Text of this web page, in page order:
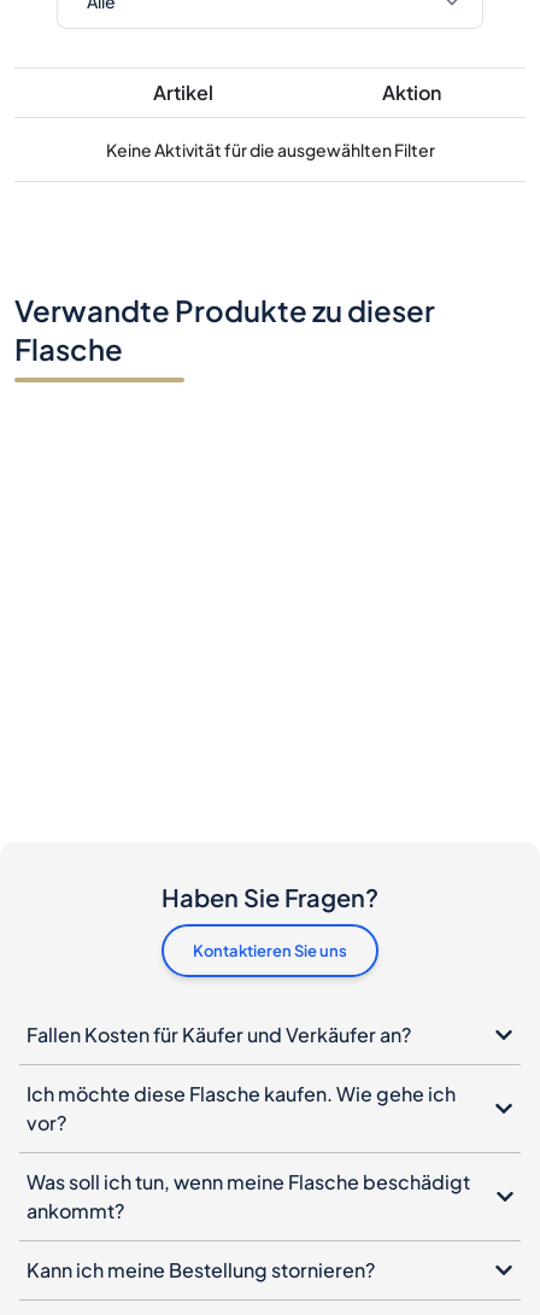
Artikel Aktion
Keine Aktivität für die ausgewählten Filter
Verwandte Produkte zu dieser
Flasche
Haben Sie Fragen?
Kontaktieren Sie uns
Fallen Kosten für Käufer und Verkäufer an?
Ich möchte diese Flasche kaufen. Wie gehe ich
vor?
Was soll ich tun, wenn meine Flasche beschädigt
ankommt?
Kann ich meine Bestellung stornieren?